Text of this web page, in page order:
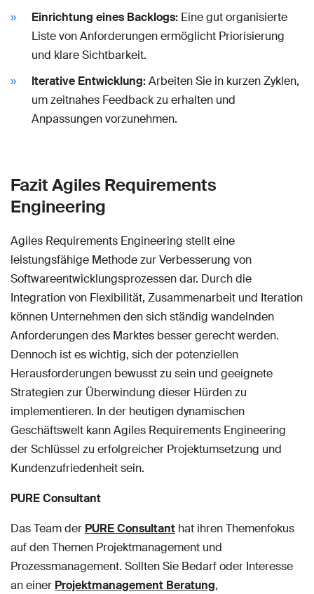
Einrichtung eines Backlogs: Eine gut organisierte
Liste von Anforderungen ermöglicht Priorisierung
und klare Sichtbarkeit.
Iterative Entwicklung:Arbeiten Sie in kurzen Zyklen,
um zeitnahes Feedback zu erhalten und
Anpassungen vorzunehmen.
Fazit Agiles Requirements
Engineering
Agiles Requirements Engineering stellt eine
leistungsfähige Methode zur Verbesserung von
Softwareentwicklungsprozessen dar. Durch die
Integration von Flexibilität, Zusammenarbeit und Iteration
können Unternehmen den sich ständig wandelnden
Anforderungen des Marktes besser gerecht werden.
Dennoch ist es wichtig, sich der potenziellen
Herausforderungen bewusst zu sein und geeignete
Strategien zur Überwindung dieser Hürden zu
implementieren. In der heutigen dynamischen
Geschäftswelt kann Agiles Requirements Engineering
der Schlüssel zu erfolgreicher Projektumsetzung und
Kundenzufriedenheit sein.
PURE Consultant
Das Team der PURE Consultant hat ihren Themenfokus
auf den Themen Projektmanagement und
Prozessmanagement. Sollten Sie Bedarf oder Interesse
an einer Projektmanagement Beratung,